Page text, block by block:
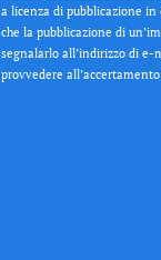
a licenza di pubblicazione in
che la pubblicazione di
segnalarlo all’indirizzo di e-
provvedere